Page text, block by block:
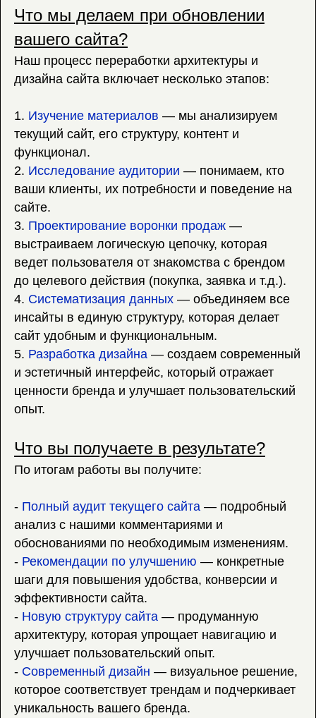
Что мы делаем при обновлении
вашего сайта?
Наш процесс переработки архитектуры и
дизайна сайта включает несколько этапов:
1. Изучение материалов — мы анализируем
текущий сайт, его структуру, контент и
функционал.
2. Исследование аудитории — понимаем, кто
ваши клиенты, их потребности и поведение на
сайте.
3. Проектирование воронки продаж —
выстраиваем логическую цепочку, которая
ведет пользователя от знакомства с брендом
до целевого действия (покупка, заявка и т.д.).
4. Систематизация данных — объединяем все
инсайты в единую структуру, которая делает
сайт удобным и функциональным.
5. Разработка дизайна — создаем современный
и эстетичный интерфейс, который отражает
ценности бренда и улучшает пользовательский
опыт.
Что вы получаете в результате?
По итогам работы вы получите:
- Полный аудит текущего сайта — подробный
анализ с нашими комментариями и
обоснованиями по необходимым изменениям.
- Рекомендации по улучшению — конкретные
шаги для повышения удобства, конверсии и
эффективности сайта.
- Новую структуру сайта — продуманную
архитектуру, которая упрощает навигацию и
улучшает пользовательский опыт.
- Современный дизайн — визуальное решение,
которое соответствует трендам и подчеркивает
уникальность вашего бренда.